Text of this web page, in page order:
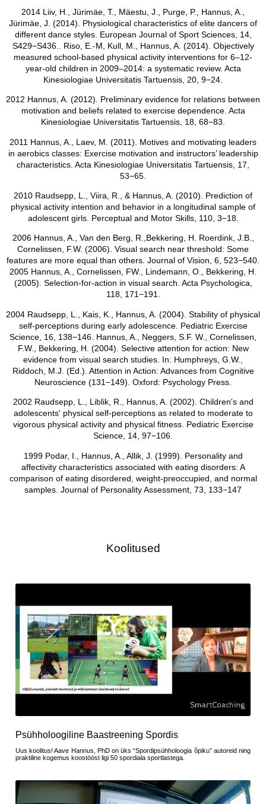
2014 Liiv, H., Jürimäe, T., Mäestu, J., Purge, P., Hannus, A.,
Jürimäe, J. (2014). Physiological characteristics of elite dancers of
different dance styles. European Journal of Sport Sciences, 14,
S429−S436.. Riso, E.-M, Kull, M., Hannus, A. (2014). Objectively
measured school-based physical activity interventions for 6–12-
year-old children in 2009–2014: a systematic review. Acta
Kinesiologiae Universitatis Tartuensis, 20, 9−24.
2012 Hannus, A. (2012). Preliminary evidence for relations between
motivation and beliefs related to exercise dependence. Acta
Kinesiologiae Universitatis Tartuensis, 18, 68−83.
2011 Hannus, A., Laev, M. (2011). Motives and motivating leaders
in aerobics classes: Exercise motivation and instructors’ leadership
characteristics. Acta Kinesiologiae Universitatis Tartuensis, 17,
53−65.
2010 Raudsepp, L., Viira, R., & Hannus, A. (2010). Prediction of
physical activity intention and behavior in a longitudinal sample of
adolescent girls. Perceptual and Motor Skills, 110, 3−18.
2006 Hannus, A., Van den Berg, R.,Bekkering, H. Roerdink, J.B.,
Cornelissen, F.W. (2006). Visual search near threshold: Some
features are more equal than others. Journal of Vision, 6, 523−540.
2005 Hannus, A., Cornelissen, FW., Lindemann, O., Bekkering, H.
(2005). Selection-for-action in visual search. Acta Psychologica,
118, 171−191.
2004 Raudsepp, L., Kais, K., Hannus, A. (2004). Stability of physical
self-perceptions during early adolescence. Pediatric Exercise
Science, 16, 138−146. Hannus, A., Neggers, S.F. W., Cornelissen,
F.W., Bekkering, H. (2004). Selective attention for action: New
evidence from visual search studies. In: Humphreys, G.W.,
Riddoch, M.J. (Ed.). Attention in Action: Advances from Cognitive
Neuroscience (131−149). Oxford: Psychology Press.
2002 Raudsepp, L., Liblik, R., Hannus, A. (2002). Children's and
adolescents' physical self-perceptions as related to moderate to
vigorous physical activity and physical fitness. Pediatric Exercise
Science, 14, 97−106.
1999 Podar, I., Hannus, A., Allik, J. (1999). Personality and
affectivity characteristics associated with eating disorders: A
comparison of eating disordered, weight-preoccupied, and normal
samples. Journal of Personality Assessment, 73, 133−147
Koolitused
Psühholoogiline Baastreening Spordis
Uus koolitus! Aave Hannus, PhD on üks “Spordipsühholoogia õpiku” autoreid ning
praktiline kogemus koostööst ligi 50 spordiala sportlastega.